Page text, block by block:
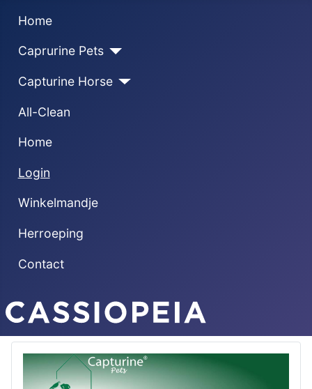
Home
Caprurine Pets
Capturine Horse
All-Clean
Home
Login
Winkelmandje
Herroeping
Contact